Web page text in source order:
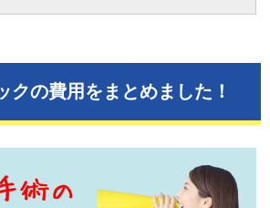
クの費用をまとめました！